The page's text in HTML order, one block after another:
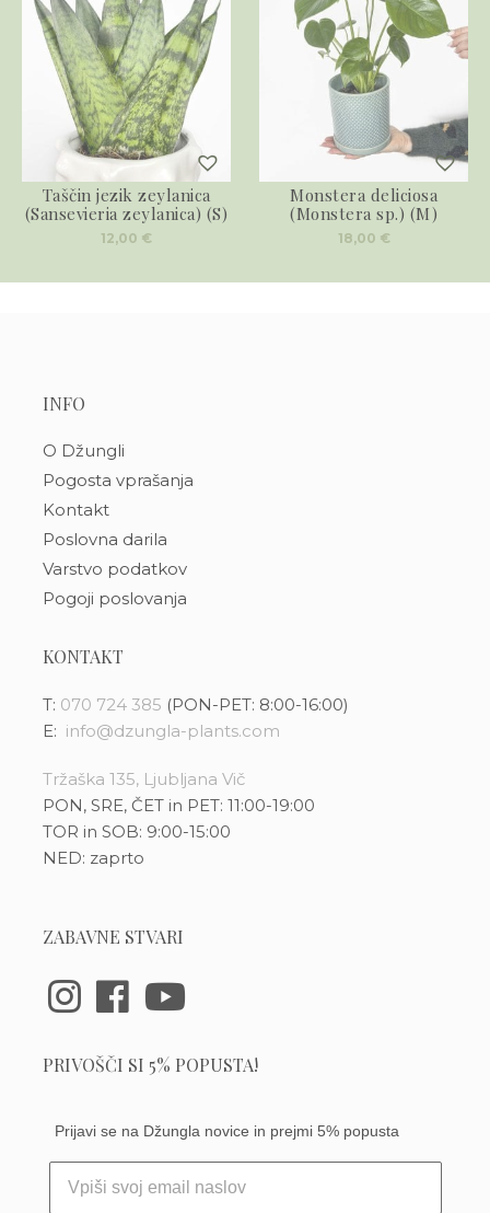
Taščin jezik zeylanica
(Sansevieria zeylanica) (S)
12,00 €
Monstera deliciosa
(Monstera sp.) (M)
18,00 €
INFO
O Džungli
Pogosta vprašanja
Kontakt
Poslovna darila
Varstvo podatkov
Pogoji poslovanja
KONTAKT
T: 070 724 385 (PON-PET: 8:00-16:00)
E: info@dzungla-plants.com
Tržaška 135, Ljubljana Vič
PON, SRE, ČET in PET: 11:00-19:00
TOR in SOB: 9:00-15:00
NED: zaprto
ZABAVNE STVARI
PRIVOŠČI SI 5% POPUSTA!
Prijavi se na Džungla novice in prejmi 5% popusta